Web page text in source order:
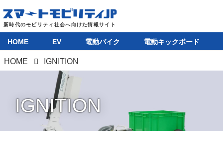
HOME EV 電動バイク 電動キックボード
HOME IGNITION
IGNITION